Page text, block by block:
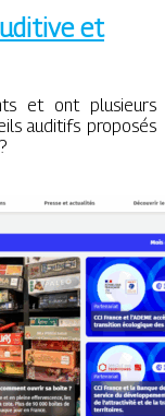
et
et ont plusieurs
auditifs proposés